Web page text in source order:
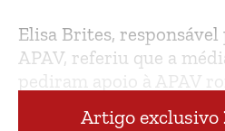
Elisa Brites,
APAV, referiu que a
pediram apoio à APAV
Artigo exclusivo